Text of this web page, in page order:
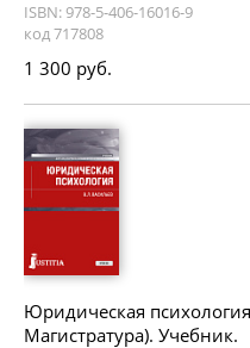
ISBN: 978-5-406-16016-9
код 717808
1 300 руб.
Юридическая
Магистратура). Учебник.